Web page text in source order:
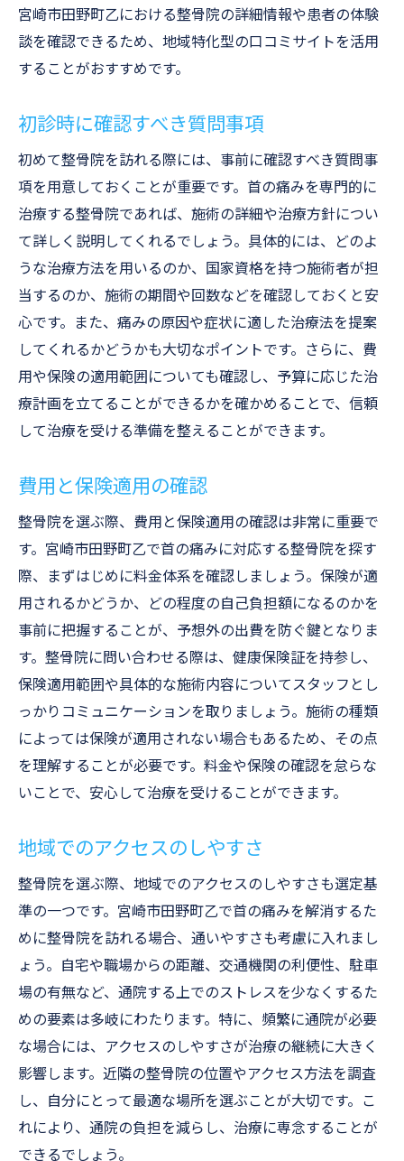
宮崎市田野町乙でおすすめの整骨院情報
地元で評判の整骨院リスト
整骨院の特色と提供するサービス
地域医療と連携する整骨院
整骨院で首の痛みを解消するためのポイント
治療前に知っておくべき基礎知識
施術後のケアで効果を高める方法
日常生活で注意すべきこと
定期的なメンテナンスの重要性
整骨院での治療を最大限に生かす方法
首の痛みを防ぐための日常習慣
宮崎市田野町乙における整骨院の詳細情報や患者の体験
談を確認できるため、地域特化型の口コミサイトを活用
することがおすすめです。
初診時に確認すべき質問事項
初めて整骨院を訪れる際には、事前に確認すべき質問事
項を用意しておくことが重要です。首の痛みを専門的に
治療する整骨院であれば、施術の詳細や治療方針につい
て詳しく説明してくれるでしょう。具体的には、どのよ
うな治療方法を用いるのか、国家資格を持つ施術者が担
当するのか、施術の期間や回数などを確認しておくと安
心です。また、痛みの原因や症状に適した治療法を提案
してくれるかどうかも大切なポイントです。さらに、費
用や保険の適用範囲についても確認し、予算に応じた治
療計画を立てることができるかを確かめることで、信頼
して治療を受ける準備を整えることができます。
費用と保険適用の確認
整骨院を選ぶ際、費用と保険適用の確認は非常に重要で
す。宮崎市田野町乙で首の痛みに対応する整骨院を探す
際、まずはじめに料金体系を確認しましょう。保険が適
用されるかどうか、どの程度の自己負担額になるのかを
事前に把握することが、予想外の出費を防ぐ鍵となりま
す。整骨院に問い合わせる際は、健康保険証を持参し、
保険適用範囲や具体的な施術内容についてスタッフとし
っかりコミュニケーションを取りましょう。施術の種類
によっては保険が適用されない場合もあるため、その点
を理解することが必要です。料金や保険の確認を怠らな
いことで、安心して治療を受けることができます。
地域でのアクセスのしやすさ
整骨院を選ぶ際、地域でのアクセスのしやすさも選定基
準の一つです。宮崎市田野町乙で首の痛みを解消するた
めに整骨院を訪れる場合、通いやすさも考慮に入れまし
ょう。自宅や職場からの距離、交通機関の利便性、駐車
場の有無など、通院する上でのストレスを少なくするた
めの要素は多岐にわたります。特に、頻繁に通院が必要
な場合には、アクセスのしやすさが治療の継続に大きく
影響します。近隣の整骨院の位置やアクセス方法を調査
し、自分にとって最適な場所を選ぶことが大切です。こ
れにより、通院の負担を減らし、治療に専念することが
できるでしょう。